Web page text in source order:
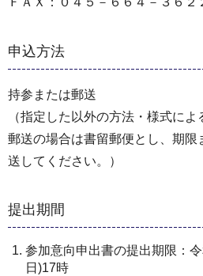
申込方法
持参または郵送
（指定した以外の方法・様式によ
郵送の場合は書留郵便とし、期限
送してください。）
提出期間
参加意向申出書の提出期限：
日)17時